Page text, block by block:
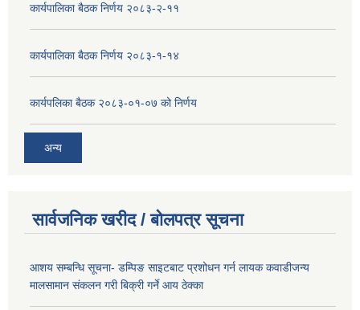
कार्यपालिका बैठक निर्णय २०८३-२-११
कार्यपालिका बैठक निर्णय २०८३-१-१४
कार्यपलिका बैठक २०८३-०१-०७ को निर्णय
अन्य
सार्वजनिक खरीद / बोलपत्र सूचना
आशय सम्बन्धि सूचना- डम्पिङ साइटबाट प्रशोधन गर्न लायक कवाडीजन्य
मालसामान संकलन गरी बिक्री गर्ने आय ठेक्का